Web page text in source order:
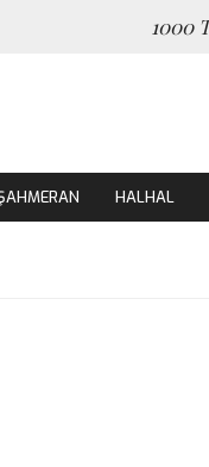
1000
HALHAL